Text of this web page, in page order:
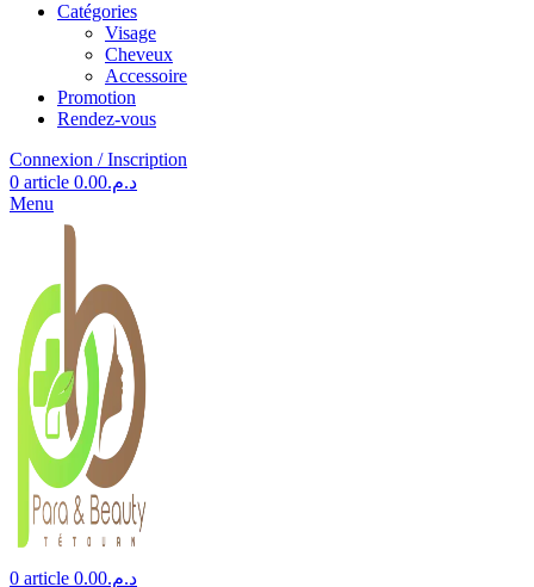
Catégories
Visage
Cheveux
Accessoire
Promotion
Rendez-vous
Connexion / Inscription
0 article د.م.0.00
Menu
0 article د.م.0.00